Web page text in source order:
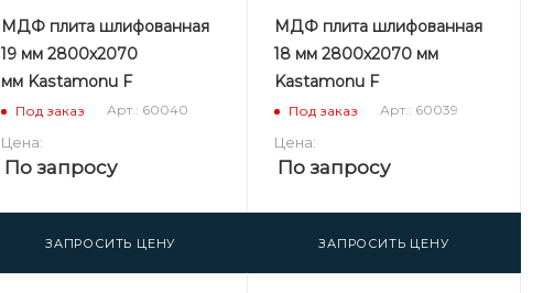
МДФ плита шлифованная
19 мм 2800х2070
мм Kastamonu F
Под заказ Арт.: 60040
Цена:
По запросу
ЗАПРОСИТЬ ЦЕНУ
МДФ плита шлифованная
18 мм 2800х2070 мм
Kastamonu F
Под заказ Арт.: 60039
Цена:
По запросу
ЗАПРОСИТЬ ЦЕНУ